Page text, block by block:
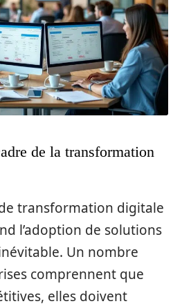
de la transformation
transformation digitale
l’adoption de solutions
Un nombre
comprennent que
elles doivent